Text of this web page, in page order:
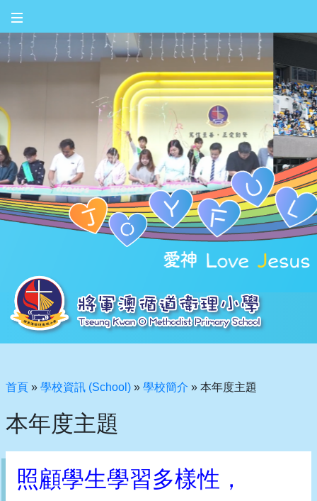
首頁 » 學校資訊 (School) » 學校簡介 » 本年度主題
本年度主題
照顧學生學習多樣性，